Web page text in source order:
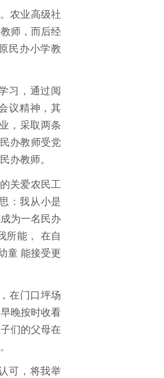
农业高级社
师，而后经
民办小学教
习，通过阅
议精神，其
，采取两条
办教师受党
办教师。
关爱农民工
：我从小是
为一名民办
所能， 在自
童 能接受更
在门口坪场
晚按时收看
们的父母在
可，将我举